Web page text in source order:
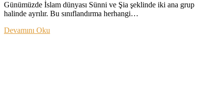
Günümüzde İslam dünyası Sünni ve Şia şeklinde iki ana grup
halinde ayrılır. Bu sınıflandırma herhangi…
Devamını Oku